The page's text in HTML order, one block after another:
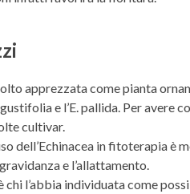
apprezzata come pianta
e l’E. pallida. Per avere
cultivar.
dell’Echinacea in fitoterapia
e l’allattamento.
chi l’abbia individuata come